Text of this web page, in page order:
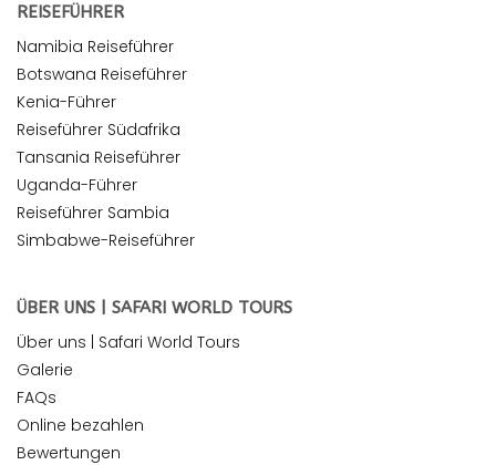
REISEFÜHRER
Namibia Reiseführer
Botswana Reiseführer
Kenia-Führer
Reiseführer Südafrika
Tansania Reiseführer
Uganda-Führer
Reiseführer Sambia
Simbabwe-Reiseführer
ÜBER UNS | SAFARI WORLD TOURS
Über uns | Safari World Tours
Galerie
FAQs
Online bezahlen
Bewertungen